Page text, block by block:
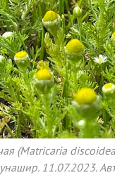
(Matricaria
11.07.2023.